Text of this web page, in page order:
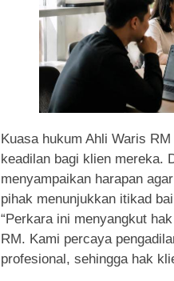
Kuasa hukum Ahli Waris
keadilan bagi klien mereka.
menyampaikan harapan
pihak menunjukkan itikad
“Perkara ini menyangkut
RM. Kami percaya
profesional, sehingga hak